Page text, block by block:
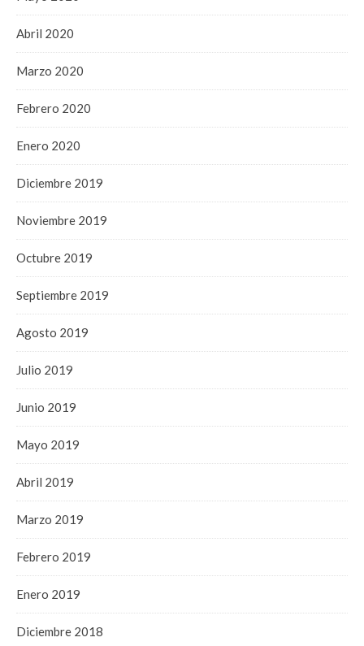
Abril 2020
Marzo 2020
Febrero 2020
Enero 2020
Diciembre 2019
Noviembre 2019
Octubre 2019
Septiembre 2019
Agosto 2019
Julio 2019
Junio 2019
Mayo 2019
Abril 2019
Marzo 2019
Febrero 2019
Enero 2019
Diciembre 2018